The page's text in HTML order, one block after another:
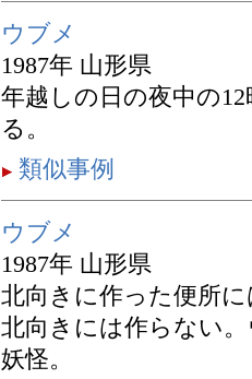
ウブメ
1987年 山形県
年越しの日の夜中の
る。
類似事例
ウブメ
1987年 山形県
北向きに作った便所
北向きには作らない
妖怪。